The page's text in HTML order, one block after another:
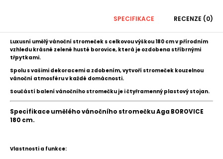
SPECIFIKACE RECENZE (0)
Luxusní umělý vánoční stromeček s celkovou výškou 180 cm v přírodním
vzhledu krásné zelené husté borovice, která je ozdobena stříbrnými
třpytkami.
Spolu s vašimi dekoracemi a zdobením, vytvoří stromeček kouzelnou
vánoční atmosféru v každé domácnosti.
Součástí balení vánočního stromečku je i čtyřramenný plastový stojan.
Specifikace umělého vánočního stromečku Aga BOROVICE
180 cm.
Vlastnosti a funkce: